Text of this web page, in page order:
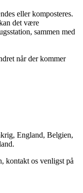
eller komposteres.
det være
sammen med
når der kommer
England, Belgien,
kontakt os venligst på